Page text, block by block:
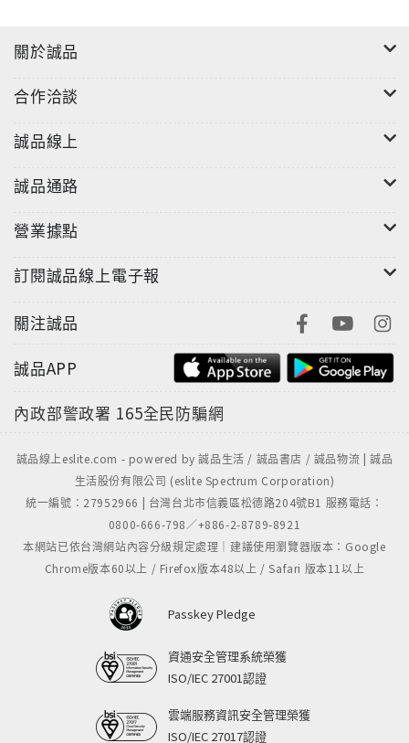
一代強人袁世凱皇帝夢碎，
總統大位該由誰接手？
這時，出現了三位候選人，
展開了「誰是接班人」角力之爭。
---
《繼承者們：被遺忘的中國近代史3》10/24 民國最終
關於誠品
合作洽談
誠品線上
誠品通路
營業據點
訂閱誠品線上電子報
關注誠品
誠品APP
內政部警政署 165全民防騙網
誠品線上eslite.com - powered by 誠品生活 / 誠品書店 / 誠品物流 | 誠品
生活股份有限公司 (eslite Spectrum Corporation)
統一編號：27952966 | 台灣台北市信義區松德路204號B1 服務電話：
0800-666-798／+886-2-8789-8921
本網站已依台灣網站內容分級規定處理｜建議使用瀏覽器版本：Google
Chrome版本60以上 / Firefox版本48以上 / Safari 版本11以上
Passkey Pledge
資通安全管理系統榮獲
ISO/IEC 27001認證
雲端服務資訊安全管理榮獲
ISO/IEC 27017認證